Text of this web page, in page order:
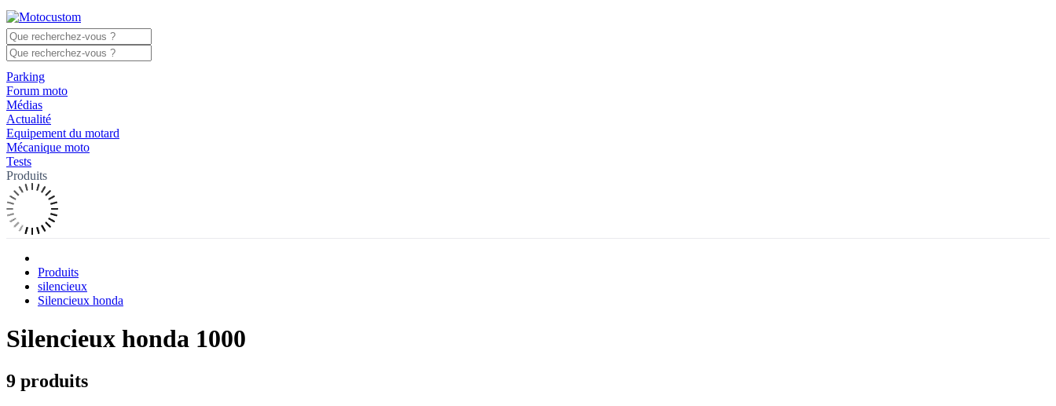
Parking
Forum moto
Médias
Actualité
Equipement du motard
Mécanique moto
Tests
Produits
Produits
silencieux
Silencieux honda
Silencieux honda 1000
9 produits